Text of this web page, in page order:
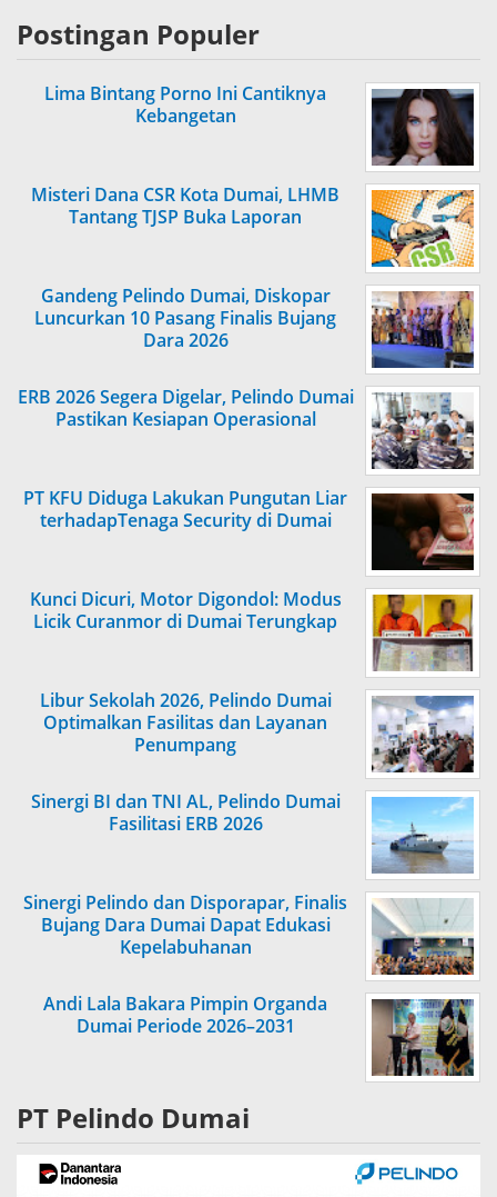
Postingan Populer
Lima Bintang Porno Ini Cantiknya
Kebangetan
Misteri Dana CSR Kota Dumai, LHMB
Tantang TJSP Buka Laporan
Gandeng Pelindo Dumai, Diskopar
Luncurkan 10 Pasang Finalis Bujang
Dara 2026
ERB 2026 Segera Digelar, Pelindo Dumai
Pastikan Kesiapan Operasional
PT KFU Diduga Lakukan Pungutan Liar
terhadapTenaga Security di Dumai
Kunci Dicuri, Motor Digondol: Modus
Licik Curanmor di Dumai Terungkap
Libur Sekolah 2026, Pelindo Dumai
Optimalkan Fasilitas dan Layanan
Penumpang
Sinergi BI dan TNI AL, Pelindo Dumai
Fasilitasi ERB 2026
Sinergi Pelindo dan Disporapar, Finalis
Bujang Dara Dumai Dapat Edukasi
Kepelabuhanan
Andi Lala Bakara Pimpin Organda
Dumai Periode 2026–2031
PT Pelindo Dumai